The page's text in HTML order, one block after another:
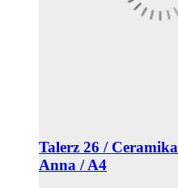
Talerz 26 / Ceramika
Anna / A4